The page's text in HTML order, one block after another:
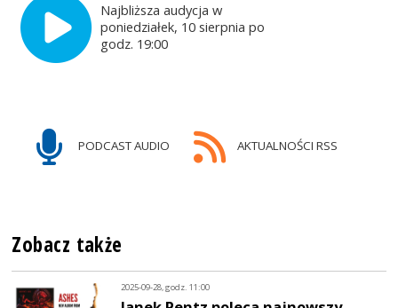
Najbliższa audycja w
poniedziałek, 10 sierpnia po
godz. 19:00
PODCAST AUDIO AKTUALNOŚCI RSS
Zobacz także
2025-09-28, godz. 11:00